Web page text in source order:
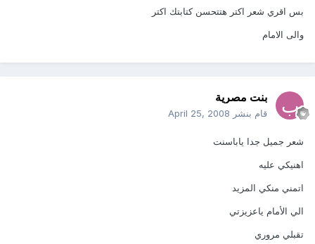
بس اقري شعر اكتر هتتحسن كتابتك اكتر
والى الامام
بنت مصرية
قام بنشر April 25, 2008
شعر جميل جدا ياباسنت
اهنيكي عليه
اتمني منكي المزيد
الي الأمام ياعزيزتي
تقبلي مروري